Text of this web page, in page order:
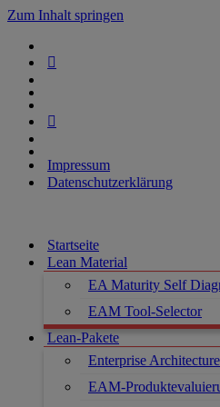
Zum Inhalt springen
Impressum
Datenschutzerklärung
Startseite
Lean Material
EA Maturity Self
EAM Tool-Selector
Lean-Pakete
Enterprise
EAM-